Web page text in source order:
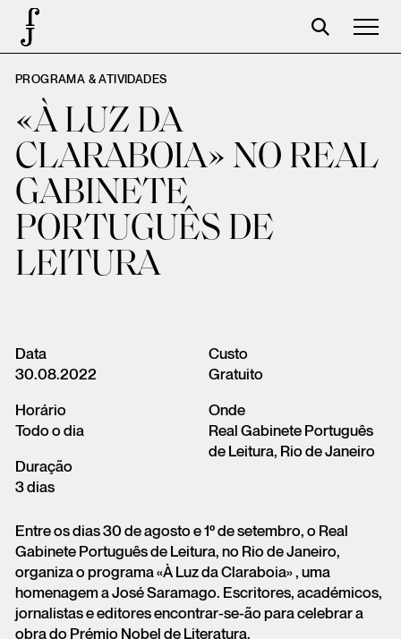
José Saramago
Programación
La Fundación
Aparceros
Centenario
Tienda
Acceso
PROGRAMA & ATIVIDADES
«À LUZ DA
CLARABOIA» NO REAL
GABINETE
PORTUGUÊS DE
LEITURA
Data
30.08.2022
Horário
Todo o dia
Duração
3 dias
Custo
Gratuito
Onde
Real Gabinete Português
de Leitura, Rio de Janeiro
Entre os dias 30 de agosto e 1º de setembro, o Real
Gabinete Português de Leitura, no Rio de Janeiro,
organiza o programa «À Luz da Claraboia» , uma
homenagem a José Saramago. Escritores, académicos,
jornalistas e editores encontrar-se-ão para celebrar a
obra do Prémio Nobel de Literatura.